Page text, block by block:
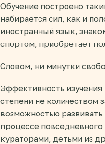
Обучение построено
набирается сил, как и
иностранный язык,
спортом, приобретает
Словом, ни минутки
Эффективность
степени не количеством
возможностью
процессе
кураторами, детьми из